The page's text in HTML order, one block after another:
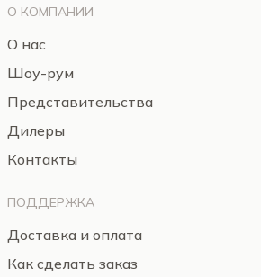
О КОМПАНИИ
О нас
Шоу-рум
Представительства
Дилеры
Контакты
ПОДДЕРЖКА
Доставка и оплата
Как сделать заказ